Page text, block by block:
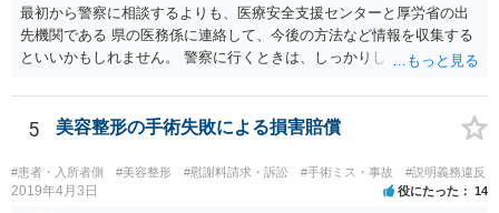
最初から警察に相談するよりも、医療安全支援センターと厚労省の出
先機関である 県の医務係に連絡して、今後の方法など情報を収集する
といいかもしれません。 警察に行くときは、しっかりした被害届ある
5 美容整形の手術失敗による損害賠償
#患者・入所者側 #美容整形 #慰謝料請求・訴訟 #手術ミス・事故 #説明義務違反
2019年4月3日 役にたった 14